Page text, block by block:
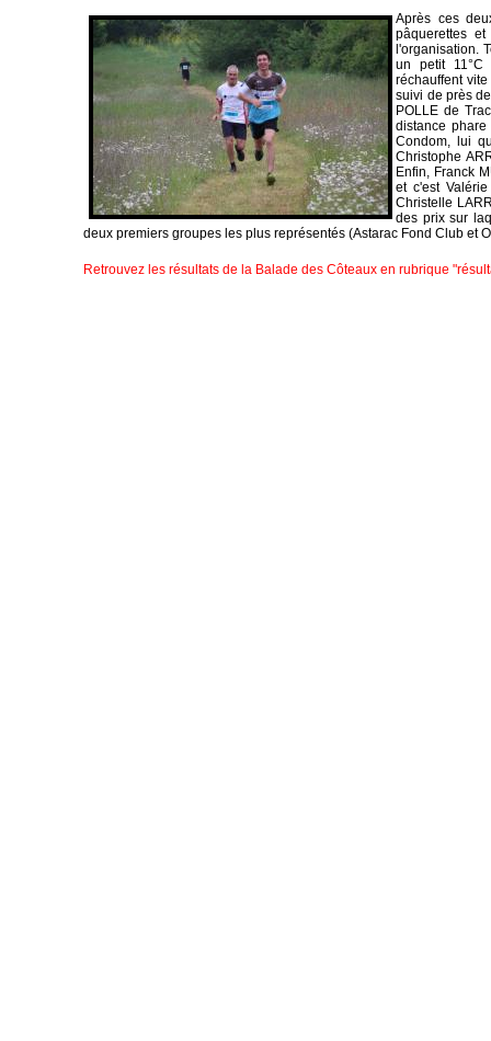
Après ces
pâquerettes
l'organisation.
un petit 11°C
réchauffent
suivi de près
POLLE de
distance
Condom, lui
Christophe
Enfin, Franck
et c'est
Christelle
des prix sur
deux premiers groupes les plus représentés (Astarac Fond Club et
Retrouvez les résultats de la Balade des Côteaux en rubrique